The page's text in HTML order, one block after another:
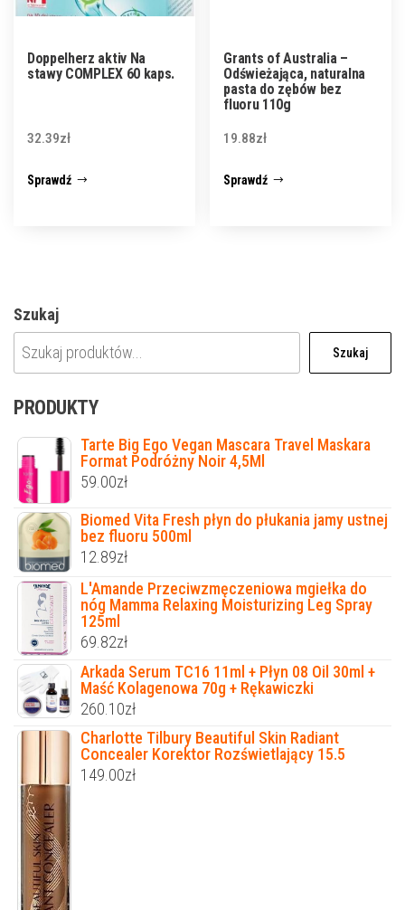
Doppelherz aktiv Na
stawy COMPLEX 60 kaps.
32.39zł
Sprawdź
Grants of Australia –
Odświeżająca, naturalna
pasta do zębów bez
fluoru 110g
19.88zł
Sprawdź
Szukaj
Szukaj
PRODUKTY
Tarte Big Ego Vegan Mascara Travel Maskara
Format Podróżny Noir 4,5Ml
59.00zł
Biomed Vita Fresh płyn do płukania jamy ustnej
bez fluoru 500ml
12.89zł
L'Amande Przeciwzmęczeniowa mgiełka do
nóg Mamma Relaxing Moisturizing Leg Spray
125ml
69.82zł
Arkada Serum TC16 11ml + Płyn 08 Oil 30ml +
Maść Kolagenowa 70g + Rękawiczki
260.10zł
Charlotte Tilbury Beautiful Skin Radiant
Concealer Korektor Rozświetlający 15.5
149.00zł